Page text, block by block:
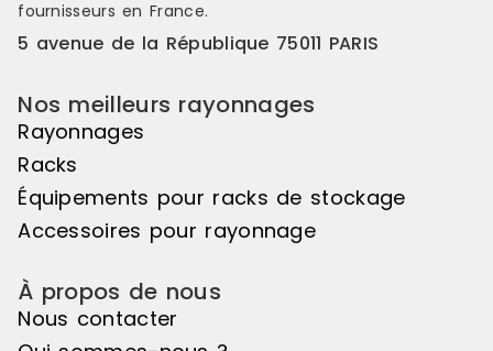
fournisseurs en France.
5 avenue de la République 75011 PARIS
Nos meilleurs rayonnages
Rayonnages
Racks
Équipements pour racks de stockage
Accessoires pour rayonnage
À propos de nous
Nous contacter